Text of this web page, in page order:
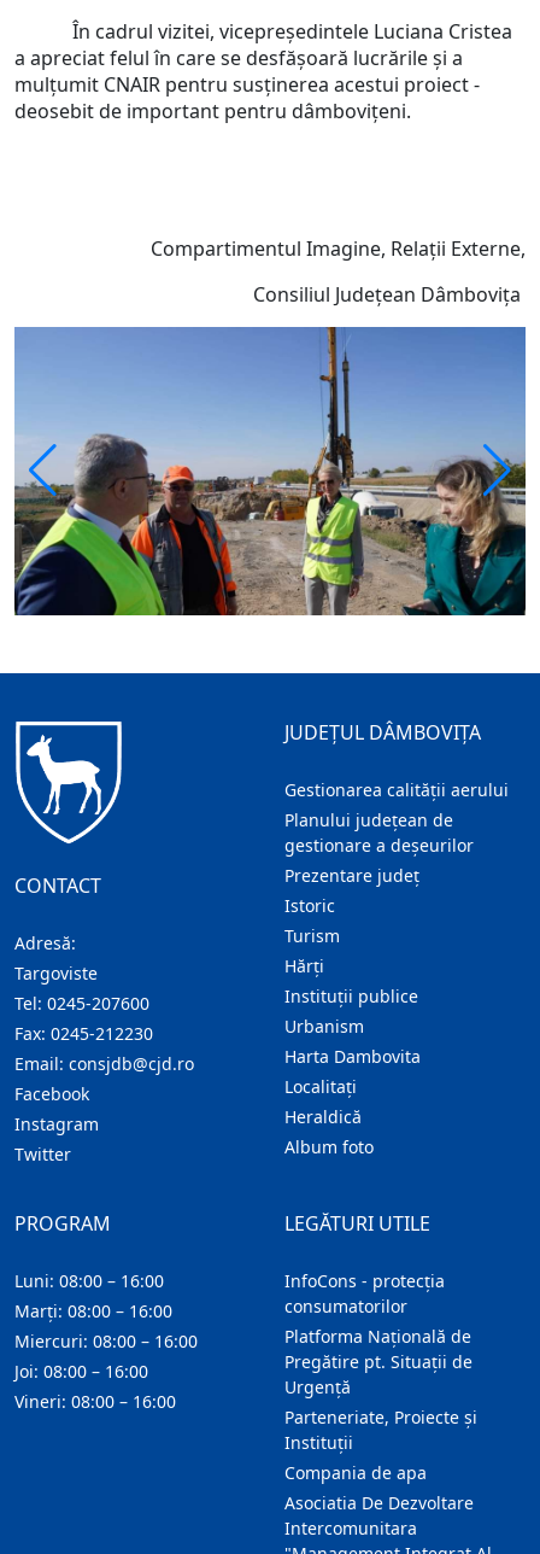
În cadrul vizitei, vicepreședintele Luciana Cristea
a apreciat felul în care se desfășoară lucrările și a
mulțumit CNAIR pentru susținerea acestui proiect -
deosebit de important pentru dâmbovițeni.
Compartimentul Imagine, Relații Externe,
Consiliul Județean Dâmbovița
CONTACT
Adresă:
Targoviste
Tel: 0245-207600
Fax: 0245-212230
Email: consjdb@cjd.ro
Facebook
Instagram
Twitter
JUDEȚUL DÂMBOVIȚA
Gestionarea calității aerului
Planului județean de
gestionare a deșeurilor
Prezentare judeţ
Istoric
Turism
Hărţi
Instituţii publice
Urbanism
Harta Dambovita
Localitaţi
Heraldică
Album foto
LEGĂTURI UTILE
InfoCons - protecția
consumatorilor
Platforma Națională de
Pregătire pt. Situații de
Urgență
Parteneriate, Proiecte și
Instituții
Compania de apa
Asociatia De Dezvoltare
Intercomunitara
PROGRAM
Luni: 08:00 – 16:00
Marți: 08:00 – 16:00
Miercuri: 08:00 – 16:00
Joi: 08:00 – 16:00
Vineri: 08:00 – 16:00